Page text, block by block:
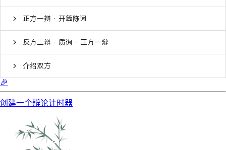
正方一辩 · 开篇陈词
反方二辩 · 质询 · 正方一辩
介绍双方
🎉
创建一个辩论计时器